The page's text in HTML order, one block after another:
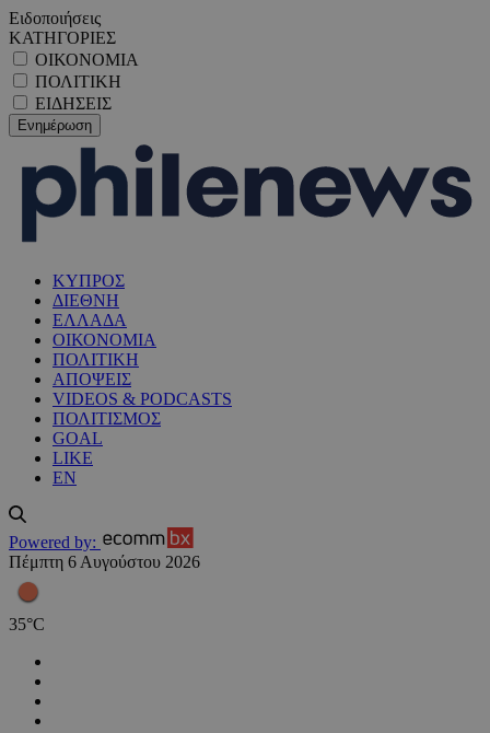
Ειδοποιήσεις
ΚΑΤΗΓΟΡΙΕΣ
ΟΙΚΟΝΟΜΙΑ
ΠΟΛΙΤΙΚΗ
ΕΙΔΗΣΕΙΣ
ΚΥΠΡΟΣ
ΔΙΕΘΝΗ
ΕΛΛΑΔΑ
ΟΙΚΟΝΟΜΙΑ
ΠΟΛΙΤΙΚΗ
ΑΠΟΨΕΙΣ
VIDEOS & PODCASTS
ΠΟΛΙΤΙΣΜΟΣ
GOAL
LIKE
EN
Powered by:
Πέμπτη 6 Αυγούστου 2026
35°C